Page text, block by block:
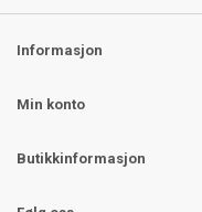
Informasjon
Min konto
Butikkinformasjon